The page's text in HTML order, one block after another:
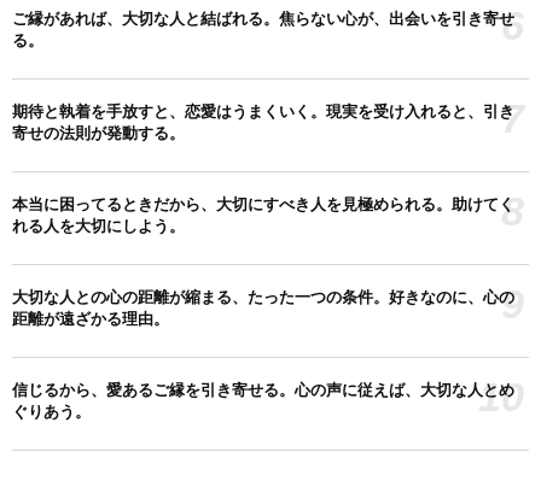
ご縁があれば、大切な人と結ばれる。焦らない心が、出会いを引き寄せ
る。
6
期待と執着を手放すと、恋愛はうまくいく。現実を受け入れると、引き
寄せの法則が発動する。
7
本当に困ってるときだから、大切にすべき人を見極められる。助けてく
れる人を大切にしよう。
8
大切な人との心の距離が縮まる、たった一つの条件。好きなのに、心の
距離が遠ざかる理由。
9
信じるから、愛あるご縁を引き寄せる。心の声に従えば、大切な人とめ
ぐりあう。
10